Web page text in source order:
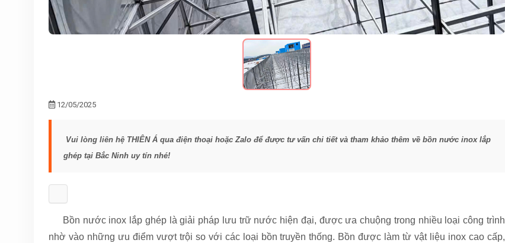
12/05/2025
Vui lòng liên hệ THIÊN Á qua điện thoại hoặc Zalo để được tư vấn chi tiết và tham khảo thêm về bồn nước inox lắp
ghép tại Bắc Ninh uy tín nhé!
Bồn nước inox lắp ghép là giải pháp lưu trữ nước hiện đại, được ưa chuộng trong nhiều loại công trình
nhờ vào những ưu điểm vượt trội so với các loại bồn truyền thống. Bồn được làm từ vật liệu inox cao cấp,